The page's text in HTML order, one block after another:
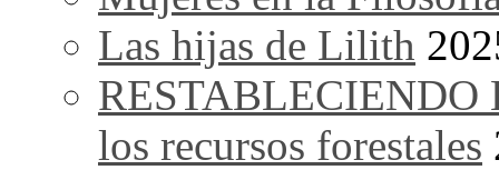
Las hijas de Lilith
RESTABLECIENDO
los recursos forestales